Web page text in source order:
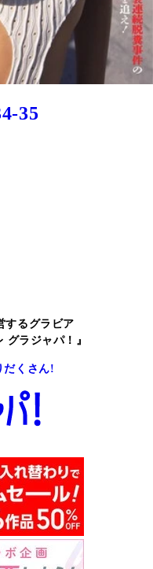
35
するグラビア
グラジャパ！』
だくさん!